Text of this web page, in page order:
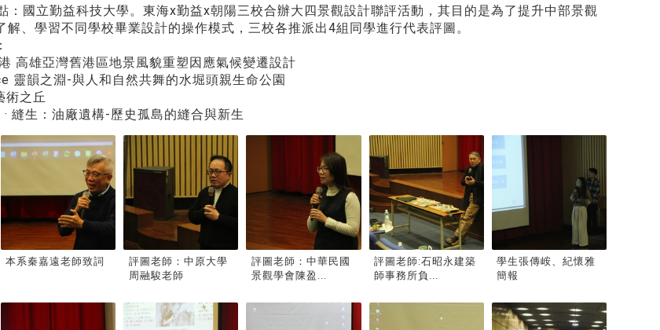
：國立勤益科技大學。東海x勤益x朝陽三校合辦大四景觀設計聯評活動，其目的是為了提升中部景觀
解、學習不同學校畢業設計的操作模式，三校各推派出4組同學進行代表評圖。
高雄亞灣舊港區地景風貌重塑因應氣候變遷設計
靈韻之淵-與人和自然共舞的水堀頭親生命公園
術之丘
縫生：油廠遺構-歷史孤島的縫合與新生
本系秦嘉遠老師致詞
評圖老師：中原大學
周融駿老師
評圖老師：中華民國
景觀學會陳盈...
評圖老師:石昭永建築
師事務所負...
學生張傳峖、紀懷雅
簡報